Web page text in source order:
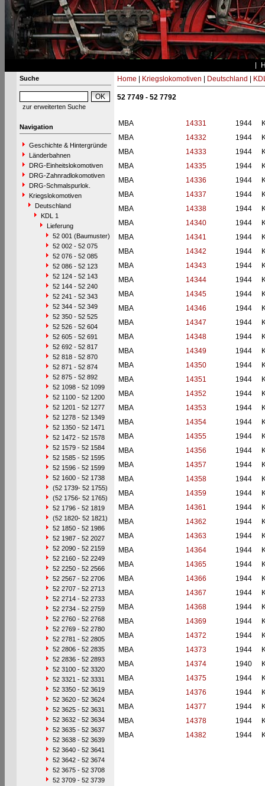
Suche
zur erweiterten Suche
Navigation
Geschichte & Hintergründe
Länderbahnen
DRG-Einheitslokomotiven
DRG-Zahnradlokomotiven
DRG-Schmalspurlok.
Kriegslokomotiven
Deutschland
KDL 1
Lieferung
52 001 (Baumuster)
52 002 - 52 075
52 076 - 52 085
52 086 - 52 123
52 124 - 52 143
52 144 - 52 240
52 241 - 52 343
52 344 - 52 349
52 350 - 52 525
52 526 - 52 604
52 605 - 52 691
52 692 - 52 817
52 818 - 52 870
52 871 - 52 874
52 875 - 52 892
52 1098 - 52 1099
52 1100 - 52 1200
52 1201 - 52 1277
52 1278 - 52 1349
52 1350 - 52 1471
52 1472 - 52 1578
52 1579 - 52 1584
52 1585 - 52 1595
52 1596 - 52 1599
52 1600 - 52 1738
(52 1739- 52 1755)
(52 1756- 52 1765)
52 1796 - 52 1819
(52 1820- 52 1821)
52 1850 - 52 1986
52 1987 - 52 2027
52 2090 - 52 2159
52 2160 - 52 2249
52 2250 - 52 2566
52 2567 - 52 2706
52 2707 - 52 2713
52 2714 - 52 2733
52 2734 - 52 2759
52 2760 - 52 2768
52 2769 - 52 2780
52 2781 - 52 2805
52 2806 - 52 2835
52 2836 - 52 2893
52 3100 - 52 3320
52 3321 - 52 3331
52 3350 - 52 3619
52 3620 - 52 3624
52 3625 - 52 3631
52 3632 - 52 3634
52 3635 - 52 3637
52 3638 - 52 3639
52 3640 - 52 3641
52 3642 - 52 3674
52 3675 - 52 3708
52 3709 - 52 3739
Home Kriegslokomotiven Deutschland
52 7749 - 52 7792
MBA 14331 1944
MBA
14332 1944
MBA
14333 1944
MBA
14335 1944
MBA
14336 1944
MBA
14337 1944
MBA
14338 1944
MBA
14340 1944
MBA
14341 1944
MBA
14342 1944
MBA
14343 1944
MBA
14344 1944
MBA
14345 1944
MBA
14346 1944
MBA
14347 1944
MBA
14348 1944
MBA
14349 1944
MBA
14350 1944
MBA
14351 1944
MBA
14352 1944
MBA
14353 1944
MBA
14354 1944
MBA
14355 1944
MBA
14356 1944
MBA
14357 1944
MBA
14358 1944
MBA
14359 1944
MBA
14361 1944
MBA
14362 1944
MBA
14363 1944
MBA
14364 1944
MBA
14365 1944
MBA
14366 1944
MBA
14367 1944
MBA
14368 1944
MBA
14369 1944
MBA
14372 1944
MBA
14373 1944
MBA
14374 1940
MBA
14375 1944
MBA
14376 1944
MBA
14377 1944
MBA
14378 1944
MBA
14382 1944